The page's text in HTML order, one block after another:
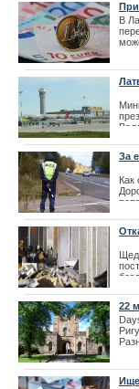
Финал
резиденции
Фестиваль
перенесен
В
|
За
Как
|
22